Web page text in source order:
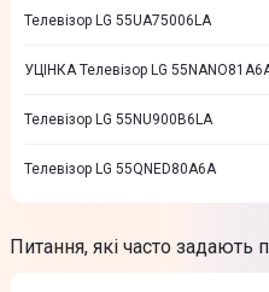
Телевізор LG 55UA75006LA
УЦІНКА Телевізор LG
Телевізор LG 55NU900B6LA
Телевізор LG 55QNED80A6A
Питання, які часто задають